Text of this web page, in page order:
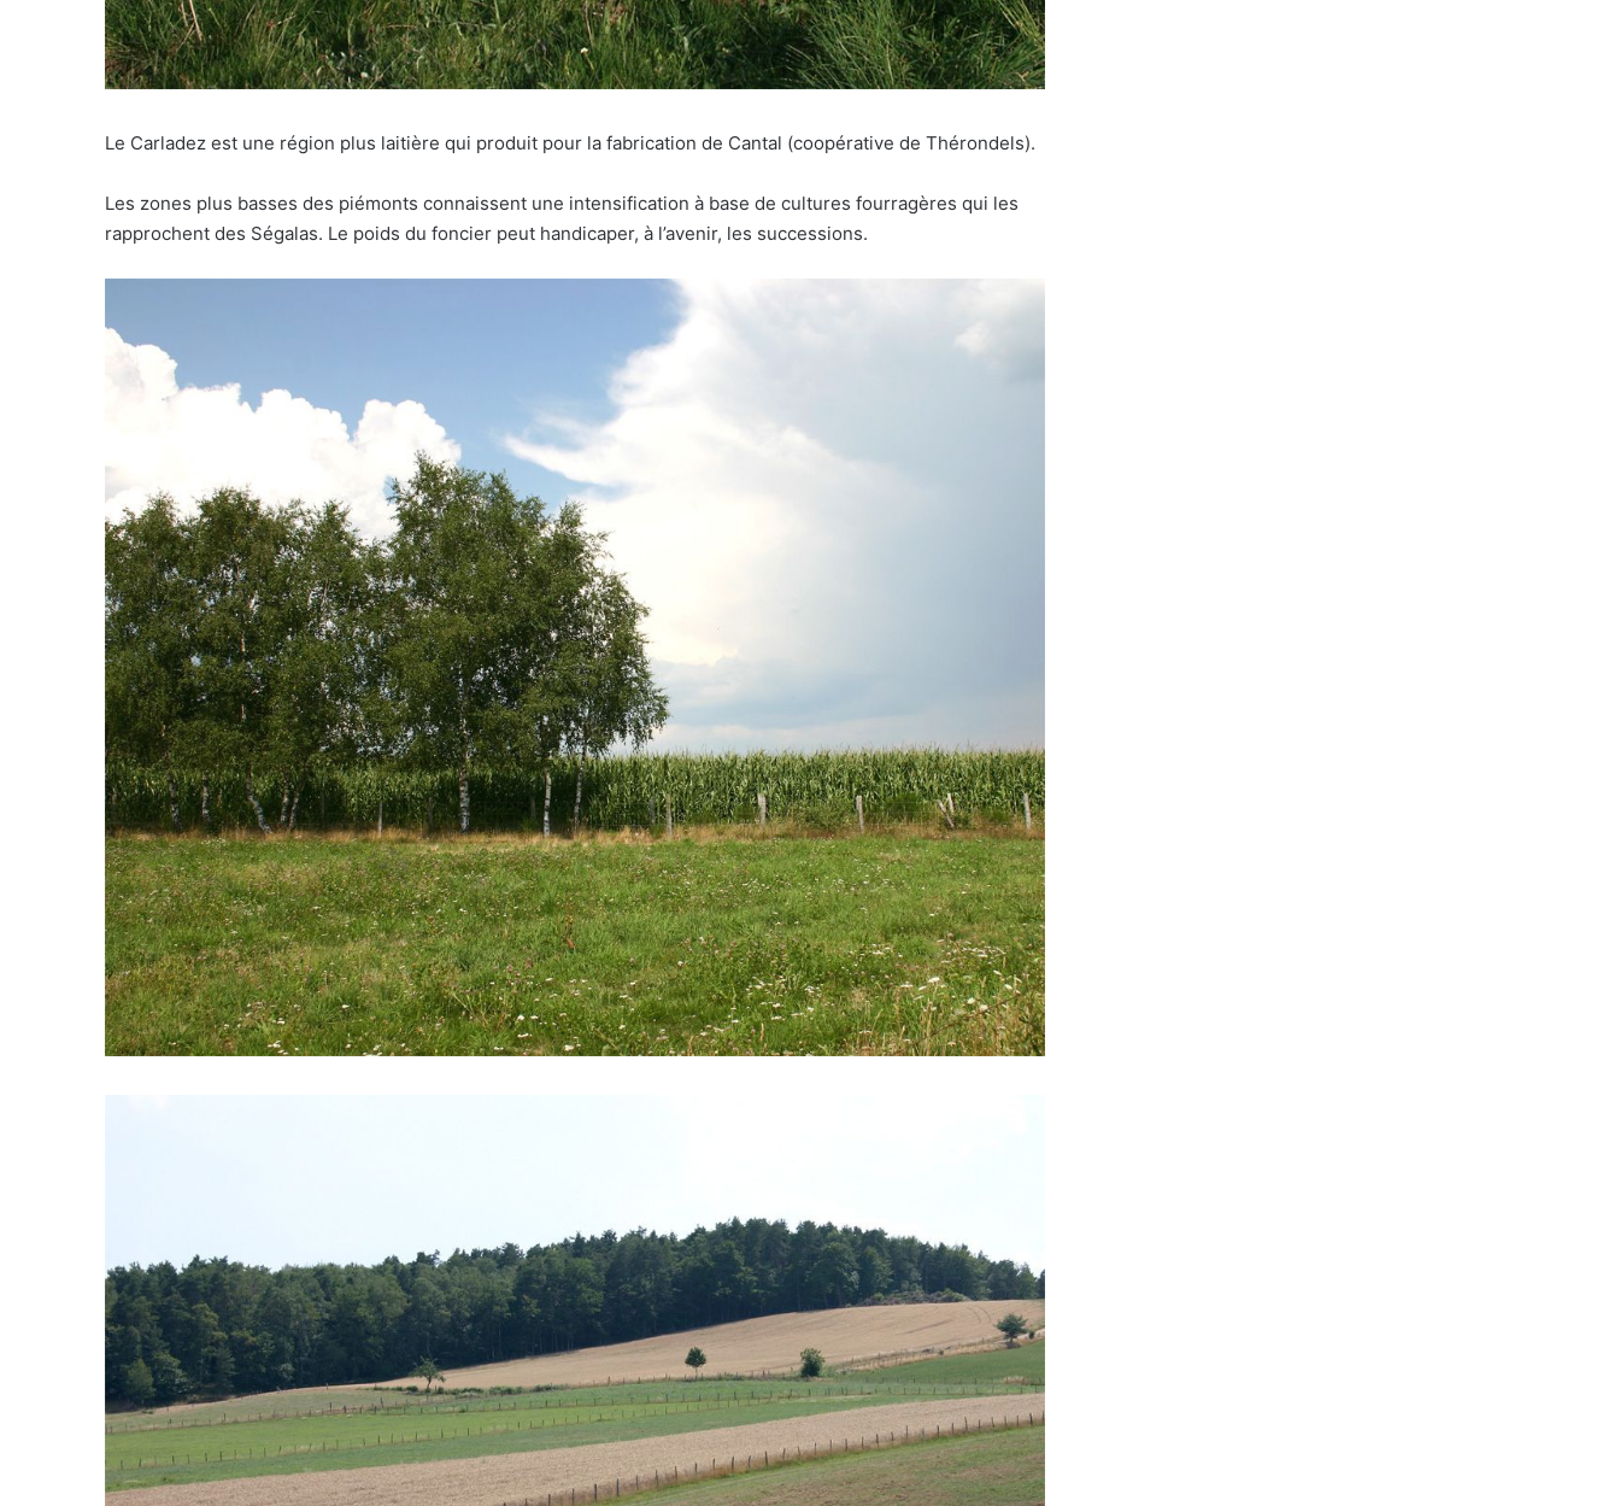
Le Carladez est une région plus laitière qui produit pour la fabrication de Cantal (coopérative de Thérondels).
Les zones plus basses des piémonts connaissent une intensification à base de cultures fourragères qui les
rapprochent des Ségalas. Le poids du foncier peut handicaper, à l’avenir, les successions.